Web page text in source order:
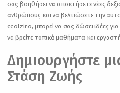
σας βοηθήσει να αποκτήσετε νέες
ανθρώπους και να βελτιώσετε την
coolzino, μπορεί να σας δώσει ιδέες
να βρείτε τοπικά μαθήματα και
Δημιουργήστε
Στάση Ζωής